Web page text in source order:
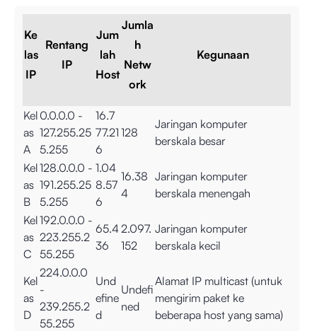
Ke
las
IP
Rentang
IP
Jum
lah
Host
Jumla
h
Netw
ork
Kegunaan
Kel
as
A
0.0.0.0 -
127.255.25
5.255
16.7
77.21
6
128
Jaringan komputer
berskala besar
Kel
as
B
128.0.0.0 -
191.255.25
5.255
1.04
8.57
6
16.38
4
Jaringan komputer
berskala menengah
Kel
as
C
192.0.0.0 -
223.255.2
55.255
65.4
36
2.097.
152
Jaringan komputer
berskala kecil
Kel
as
D
224.0.0.0
-
239.255.2
55.255
Und
efine
d
Undefi
ned
Alamat IP multicast (untuk
mengirim paket ke
beberapa host yang sama)